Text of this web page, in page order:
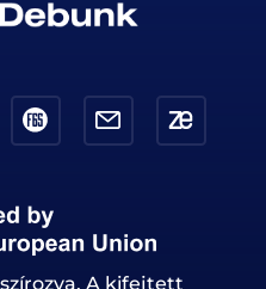
A kifejtett